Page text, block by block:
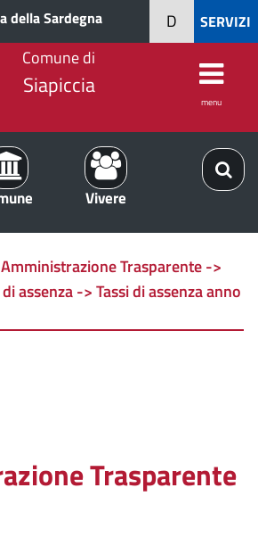
della Sardegna SERVIZI
D
Comune di
Siapiccia
menu
Vivere
Amministrazione Trasparente ->
assenza -> Tassi di assenza anno
Trasparente